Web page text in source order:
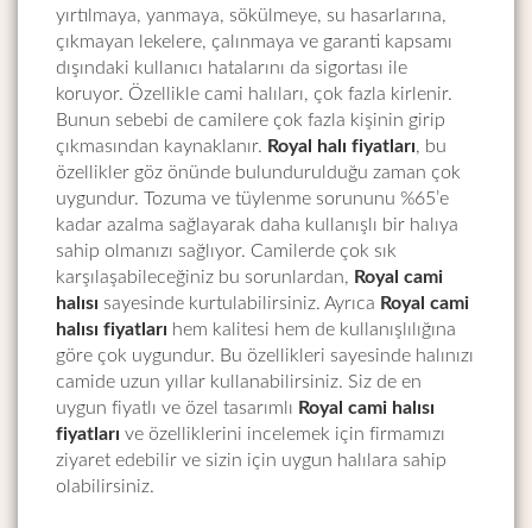
yırtılmaya, yanmaya, sökülmeye, su hasarlarına,
çıkmayan lekelere, çalınmaya ve garanti kapsamı
dışındaki kullanıcı hatalarını da sigortası ile
koruyor. Özellikle cami halıları, çok fazla kirlenir.
Bunun sebebi de camilere çok fazla kişinin girip
çıkmasından kaynaklanır. Royal halı fiyatları, bu
özellikler göz önünde bulundurulduğu zaman çok
uygundur. Tozuma ve tüylenme sorununu %65’e
kadar azalma sağlayarak daha kullanışlı bir halıya
sahip olmanızı sağlıyor. Camilerde çok sık
karşılaşabileceğiniz bu sorunlardan, Royal cami
halısı sayesinde kurtulabilirsiniz. Ayrıca Royal cami
halısı fiyatları hem kalitesi hem de kullanışlılığına
göre çok uygundur. Bu özellikleri sayesinde halınızı
camide uzun yıllar kullanabilirsiniz. Siz de en
uygun fiyatlı ve özel tasarımlı Royal cami halısı
fiyatları ve özelliklerini incelemek için firmamızı
ziyaret edebilir ve sizin için uygun halılara sahip
olabilirsiniz.